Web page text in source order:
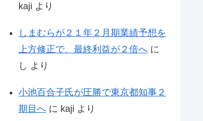
kaji より
しまむらが２１年２月期業績予想を
上方修正で、最終利益が２倍へ に
し より
小池百合子氏が圧勝で東京都知事２
期目へ に kaji より